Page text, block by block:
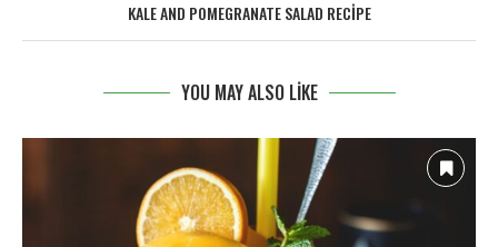
KALE AND POMEGRANATE SALAD RECIPE
YOU MAY ALSO LIKE